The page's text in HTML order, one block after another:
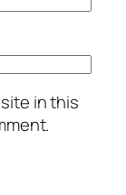
in this